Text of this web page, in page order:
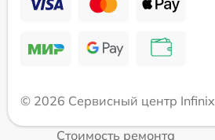
© 2026 Сервисный центр Infinix
Стоимость ремонта